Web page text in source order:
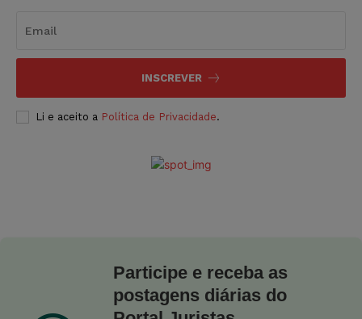
INSCREVER
Li e aceito a Política de Privacidade.
Participe e receba as
postagens diárias do